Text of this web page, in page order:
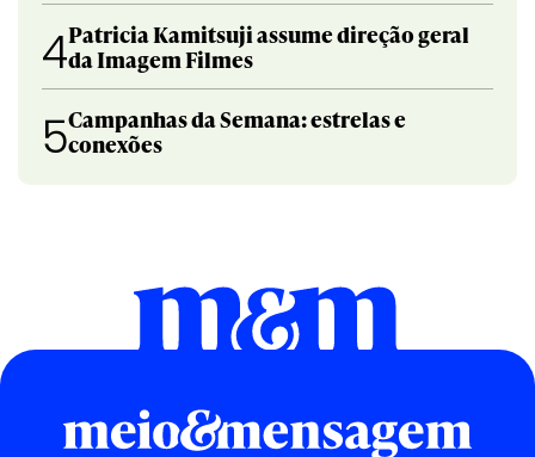
4Patricia Kamitsuji assume direção geral
da Imagem Filmes
5Campanhas da Semana: estrelas e
conexões